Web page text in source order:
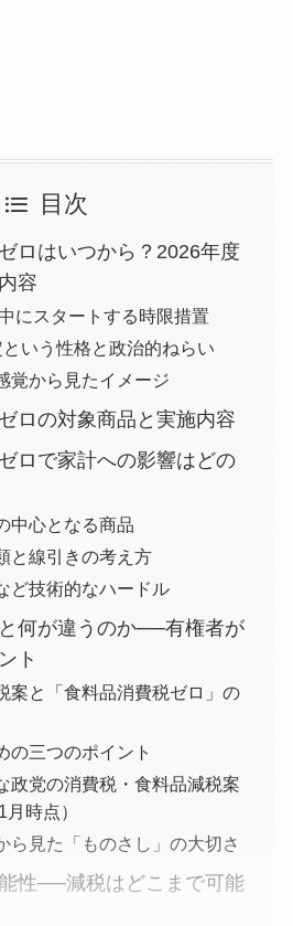
目次
ロはいつから？2026年度
容
にスタートする時限措置
いう性格と政治的ねらい
覚から見たイメージ
ロの対象商品と実施内容
ロで家計への影響はどの
中心となる商品
と線引きの考え方
ど技術的なハードル
何が違うのか──有権者が
ト
案と「食料品消費税ゼロ」の
の三つのポイント
政党の消費税・食料品減税案
月時点）
ら見た「ものさし」の大切さ
性──減税はどこまで可能